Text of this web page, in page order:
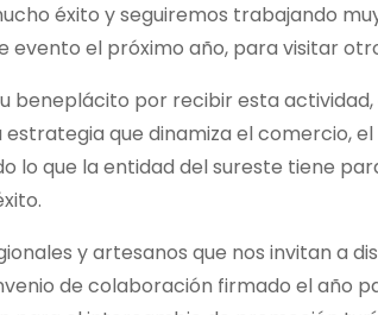
éxito y seguiremos trabajando
el próximo año, para visitar
beneplácito por recibir esta
que dinamiza el comercio,
lo que la entidad del sureste tiene
y artesanos que nos invitan a
de colaboración firmado el año